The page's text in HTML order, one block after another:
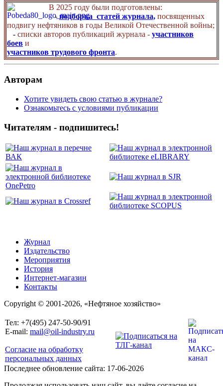
В 2025 году были подготовлены:
- подборка статей журнала, посвященных
подвигу нефтяников в годы Великой Отечественной войны;
- списки авторов публикаций журнала - участников
боев и
участников трудового фронта.
Авторам
Хотите увидеть свою статью в журнале?
Ознакомьтесь с условиями публикации
Читателям - подпишитесь!
Журнал
Издательство
Мероприятия
История
Интернет-магазин
Контакты
Copyright © 2001-2026, «Нефтяное хозяйство»
Тел: +7(495) 247-50-90/91
E-mail: mail@oil-industry.ru
Согласие на обработку
персональных данных
Последнее обновление сайта: 17-06-2026